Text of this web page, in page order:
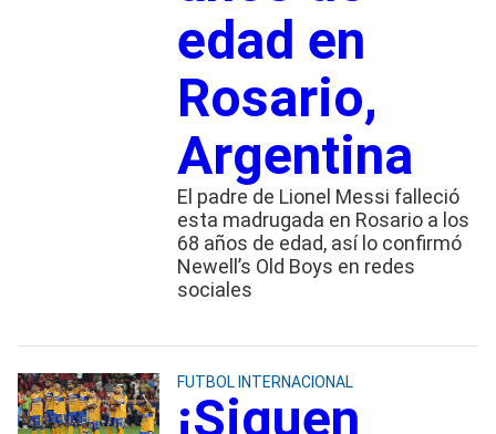
edad en
Rosario,
Argentina
El padre de Lionel Messi falleció
esta madrugada en Rosario a los
68 años de edad, así lo confirmó
Newell’s Old Boys en redes
sociales
FUTBOL INTERNACIONAL
¡Siguen